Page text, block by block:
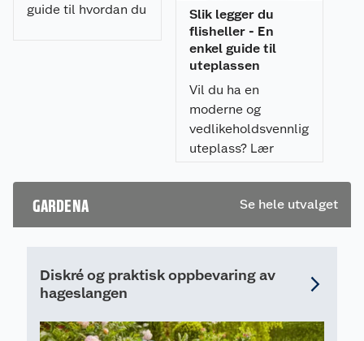
guide til hvordan du
Slik legger du
flisheller - En
enkel guide til
uteplassen
Vil du ha en
moderne og
vedlikeholdsvennlig
uteplass? Lær
flisheller på
pidestaller enkelt,
raskt, og som gir et
resultat.
GARDENA Se hele utvalget
Diskré og praktisk oppbevaring av
hageslangen